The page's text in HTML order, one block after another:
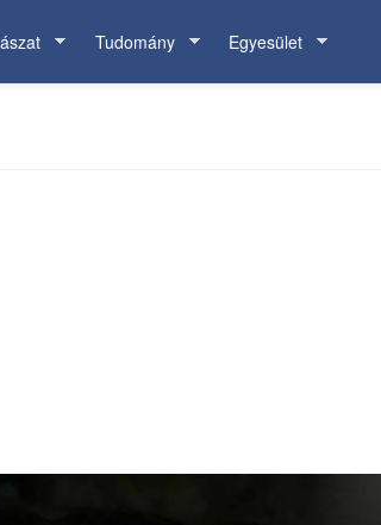
Tudomány Egyesület